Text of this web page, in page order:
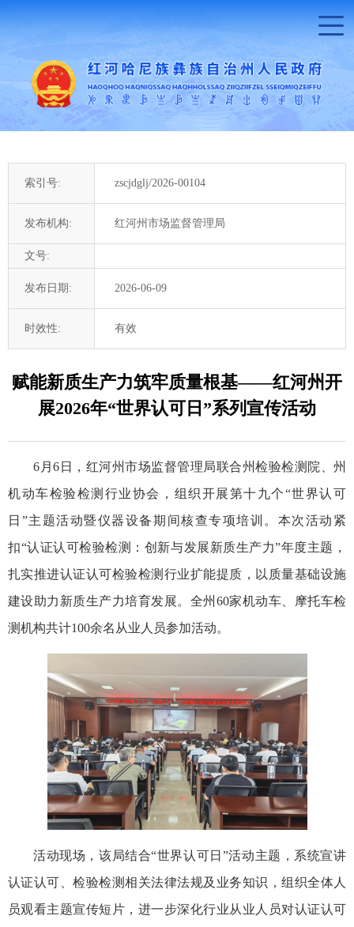
索引号: zscjdglj/2026-00104
发布机构: 红河州市场监督管理局
文号:
发布日期: 2026-06-09
时效性: 有效
赋能新质生产力筑牢质量根基——红河州开
展2026年“世界认可日”系列宣传活动
6月6日，红河州市场监督管理局联合州检验检测院、州
机动车检验检测行业协会，组织开展第十九个“世界认可
日”主题活动暨仪器设备期间核查专项培训。本次活动紧
扣“认证认可检验检测：创新与发展新质生产力”年度主题，
扎实推进认证认可检验检测行业扩能提质，以质量基础设施
建设助力新质生产力培育发展。全州60家机动车、摩托车检
测机构共计100余名从业人员参加活动。
活动现场，该局结合“世界认可日”活动主题，系统宣讲
认证认可、检验检测相关法律法规及业务知识，组织全体人
员观看主题宣传短片，进一步深化行业从业人员对认证认可